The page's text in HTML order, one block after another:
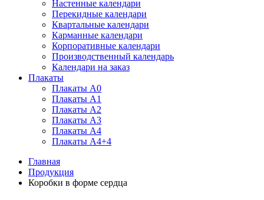
Настенные календари
Перекидные календари
Квартальные календари
Карманные календари
Корпоративные календари
Производственный календарь
Календари на заказ
Плакаты
Плакаты А0
Плакаты А1
Плакаты А2
Плакаты А3
Плакаты А4
Плакаты А4+4
Главная
Продукция
Коробки в форме сердца